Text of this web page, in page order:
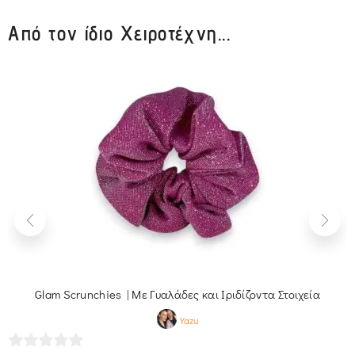
Από τον ίδιο Χειροτέχνη...
Glam Scrunchies | Με Γυαλάδες και Ιριδίζοντα Στοιχεία
Yazu